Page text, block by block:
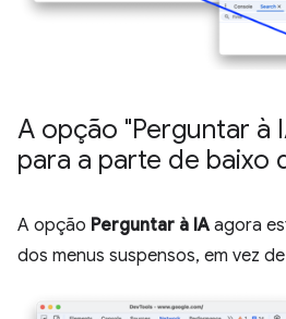
A opção "Perguntar à
para a parte de baixo
A opção Perguntar à IA agora
dos menus suspensos, em vez